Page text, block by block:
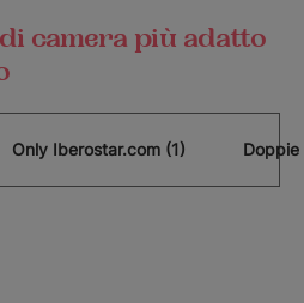
camera più adatto
Only Iberostar.com (1)